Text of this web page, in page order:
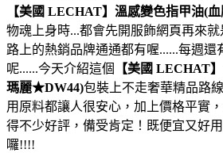
【美國 LECHAT】溫感變色指甲油(
物魂上身時...都會先開服飾網頁再來
路上的熱銷品牌通通都有喔......每週還
呢......今天介紹這個
【美國 LECHAT
瑪麗★DW44)包裝上不走奢華精品路
用原料都讓人很安心，加上價格平實
得不少好評，備受肯定！既便宜又好
囉!!!!